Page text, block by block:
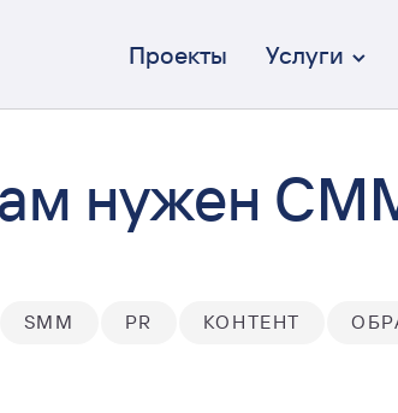
Проекты Услуги
нужен
SMM PR КОНТЕНТ